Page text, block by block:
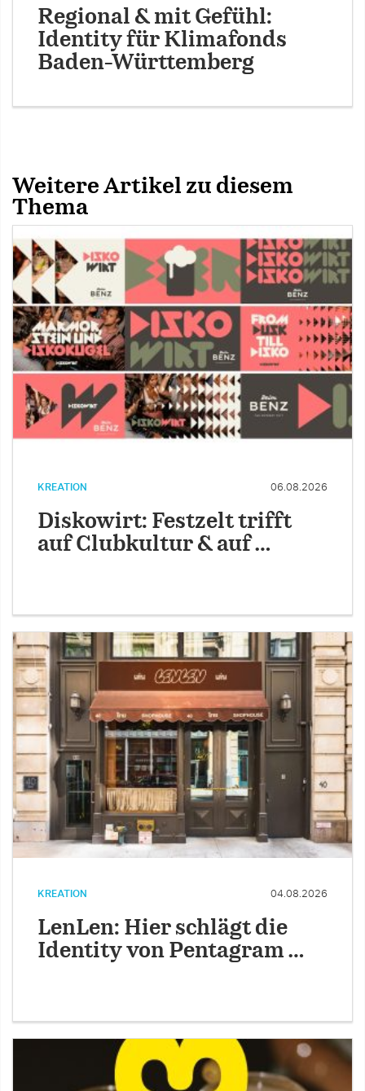
Regional & mit Gefühl:
Identity für Klimafonds
Baden-Württemberg
Weitere Artikel zu diesem
Thema
KREATION 06.08.2026
Diskowirt: Festzelt trifft
auf Clubkultur & auf …
KREATION 04.08.2026
LenLen: Hier schlägt die
Identity von Pentagram …